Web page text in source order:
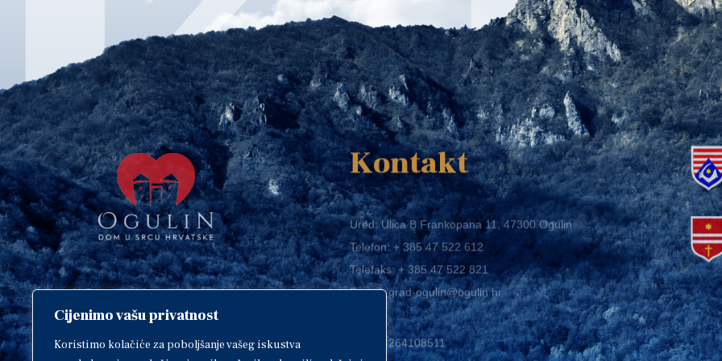
Cijenimo vašu privatnost
Koristimo kolačiće za poboljšanje vašeg iskustva
Copyright © 2018. Grad Ogulin,
sva prava pridržana.
Kontakt
Ured: Ulica B.Frankopana 11, 47300 Ogulin
Telefon:+ 385 47 522 612
Telefaks:+ 385 47 522 821
E-mail:grad-ogulin@ogulin.hr
OIB: 58264108511
IBAN: HR1424020061829700009